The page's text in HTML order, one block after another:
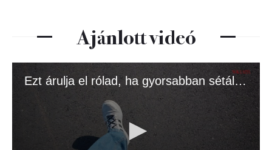
Ajánlott videó
Ezt árulja el rólad, ha gyorsabban sétálsz az átlagnál